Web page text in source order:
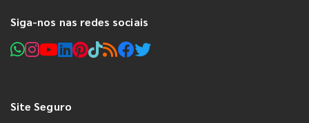
Siga-nos nas redes sociais
Site Seguro